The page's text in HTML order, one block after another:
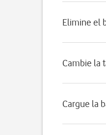
Elimine el
Cambie la
Cargue la